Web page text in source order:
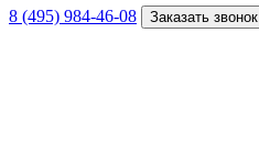
8 (495) 984-46-08 Заказать звонок